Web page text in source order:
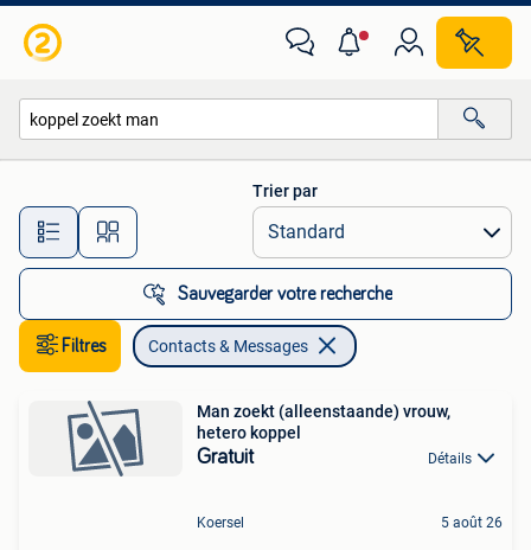
Toutes les distances…
Trier par
Sauvegarder votre recherche
Filtres Contacts & Messages
Man zoekt (alleenstaande) vrouw,
hetero koppel
Gratuit Détails
Koersel 5 août 26